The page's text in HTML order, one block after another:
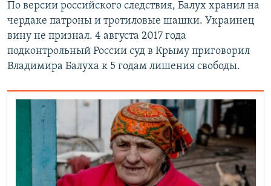
По версии российского следствия, Балух хранил на
чердаке патроны и тротиловые шашки. Украинец
вину не признал. 4 августа 2017 года
подконтрольный России суд в Крыму приговорил
Владимира Балуха к 5 годам лишения свободы.